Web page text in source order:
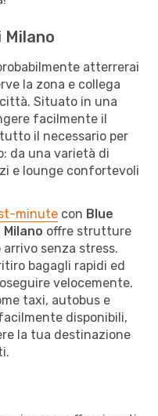
atterrerai
la zona e collega
Situato in una
facilmente il
il necessario per
da una varietà di
e lounge confortevoli
minute con Blue
Milano offre strutture
senza stress.
bagagli rapidi ed
velocemente.
taxi, autobus e
disponibili,
la tua destinazione